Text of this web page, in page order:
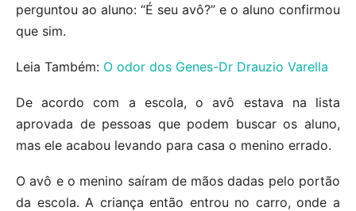
perguntou ao aluno: “É seu avô?” e o aluno confirmou
que sim.
Leia Também: O odor dos Genes-Dr Drauzio Varella
De acordo com a escola, o avô estava na lista
aprovada de pessoas que podem buscar os aluno,
mas ele acabou levando para casa o menino errado.
O avô e o menino saíram de mãos dadas pelo portão
da escola. A criança então entrou no carro, onde a